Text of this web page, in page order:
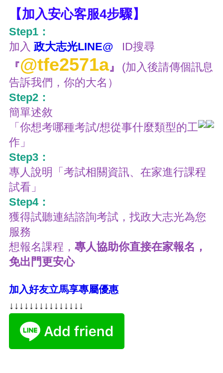
【加入安心客服4步驟】
Step1：
加入 政大志光LINE@
ID搜尋
『@tfe2571a』
(加入後請傳個訊息
告訴我們，你的大名）
Step2：
簡單述敘
「你想考哪種考試/想從事什麼類型的工
作」
Step3：
專人說明「考試相關資訊、在家進行課程
試看」
Step4：
獲得試聽連結諮詢考試，找政大志光為您
服務
想報名課程， 專人協助你直接在家報名，
免出門更安心
加入好友立馬享專屬優惠
↓↓↓↓↓↓↓↓↓↓↓↓↓↓↓